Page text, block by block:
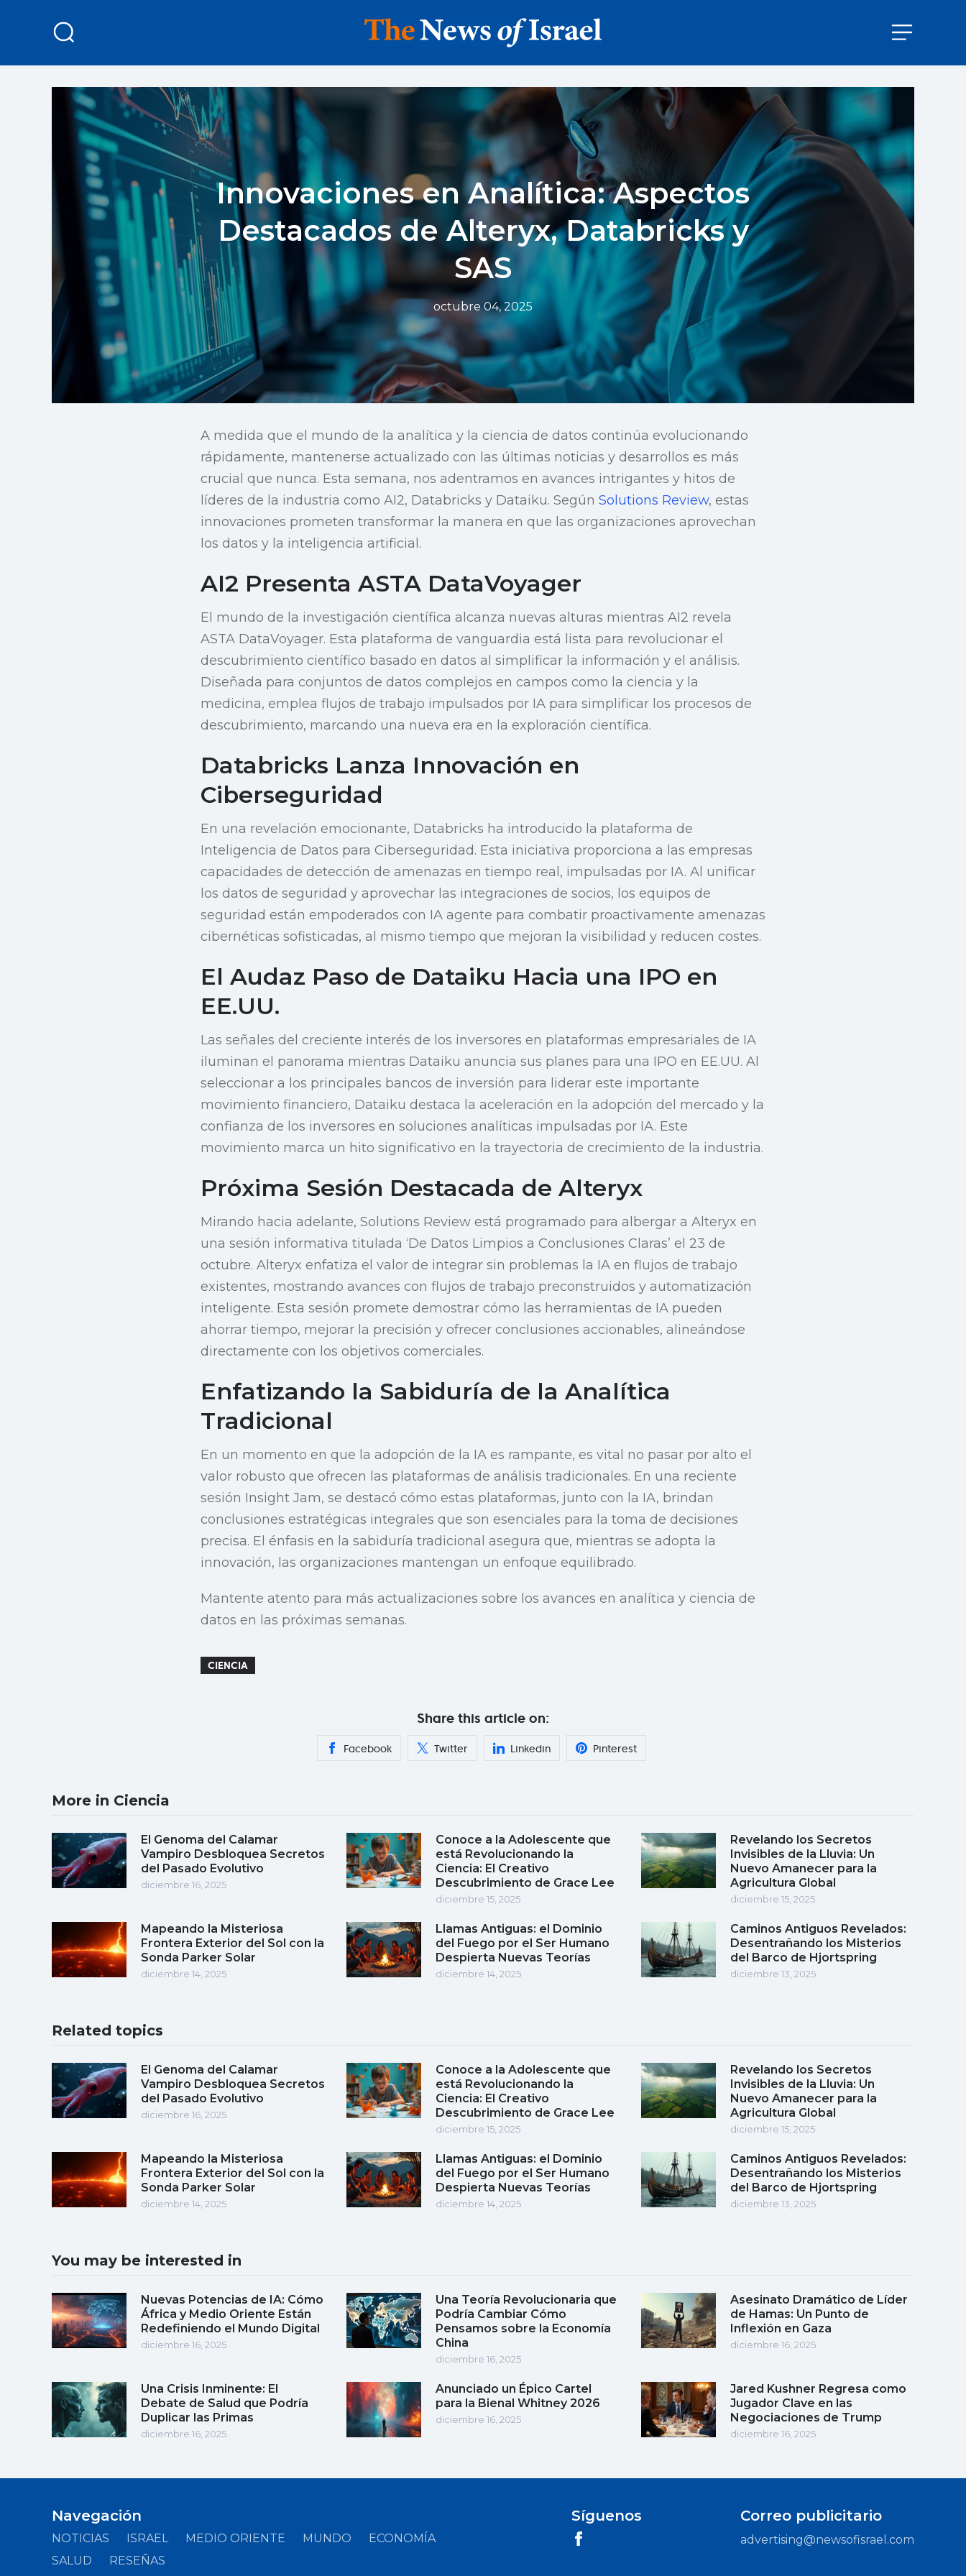
Innovaciones en Analítica: Aspectos
Destacados de Alteryx, Databricks y
SAS
octubre 04, 2025
A medida que el mundo de la analítica y la ciencia de datos continúa evolucionando
rápidamente, mantenerse actualizado con las últimas noticias y desarrollos es más
crucial que nunca. Esta semana, nos adentramos en avances intrigantes y hitos de
líderes de la industria como AI2, Databricks y Dataiku. Según Solutions Review, estas
innovaciones prometen transformar la manera en que las organizaciones aprovechan
los datos y la inteligencia artificial.
AI2 Presenta ASTA DataVoyager
El mundo de la investigación científica alcanza nuevas alturas mientras AI2 revela
ASTA DataVoyager. Esta plataforma de vanguardia está lista para revolucionar el
descubrimiento científico basado en datos al simplificar la información y el análisis.
Diseñada para conjuntos de datos complejos en campos como la ciencia y la
medicina, emplea flujos de trabajo impulsados por IA para simplificar los procesos de
descubrimiento, marcando una nueva era en la exploración científica.
Databricks Lanza Innovación en
Ciberseguridad
En una revelación emocionante, Databricks ha introducido la plataforma de
Inteligencia de Datos para Ciberseguridad. Esta iniciativa proporciona a las empresas
capacidades de detección de amenazas en tiempo real, impulsadas por IA. Al unificar
los datos de seguridad y aprovechar las integraciones de socios, los equipos de
seguridad están empoderados con IA agente para combatir proactivamente amenazas
cibernéticas sofisticadas, al mismo tiempo que mejoran la visibilidad y reducen costes.
El Audaz Paso de Dataiku Hacia una IPO en
EE.UU.
Las señales del creciente interés de los inversores en plataformas empresariales de IA
iluminan el panorama mientras Dataiku anuncia sus planes para una IPO en EE.UU. Al
seleccionar a los principales bancos de inversión para liderar este importante
movimiento financiero, Dataiku destaca la aceleración en la adopción del mercado y la
confianza de los inversores en soluciones analíticas impulsadas por IA. Este
movimiento marca un hito significativo en la trayectoria de crecimiento de la industria.
Próxima Sesión Destacada de Alteryx
Mirando hacia adelante, Solutions Review está programado para albergar a Alteryx en
una sesión informativa titulada ‘De Datos Limpios a Conclusiones Claras’ el 23 de
octubre. Alteryx enfatiza el valor de integrar sin problemas la IA en flujos de trabajo
existentes, mostrando avances con flujos de trabajo preconstruidos y automatización
inteligente. Esta sesión promete demostrar cómo las herramientas de IA pueden
ahorrar tiempo, mejorar la precisión y ofrecer conclusiones accionables, alineándose
directamente con los objetivos comerciales.
Enfatizando la Sabiduría de la Analítica
Tradicional
En un momento en que la adopción de la IA es rampante, es vital no pasar por alto el
valor robusto que ofrecen las plataformas de análisis tradicionales. En una reciente
sesión Insight Jam, se destacó cómo estas plataformas, junto con la IA, brindan
conclusiones estratégicas integrales que son esenciales para la toma de decisiones
precisa. El énfasis en la sabiduría tradicional asegura que, mientras se adopta la
innovación, las organizaciones mantengan un enfoque equilibrado.
Mantente atento para más actualizaciones sobre los avances en analítica y ciencia de
datos en las próximas semanas.
CIENCIA
Share this article on:
Facebook Twitter Linkedin Pinterest
More in Ciencia
El Genoma del Calamar
Vampiro Desbloquea Secretos
del Pasado Evolutivo
diciembre 16, 2025
Conoce a la Adolescente que
está Revolucionando la
Ciencia: El Creativo
Descubrimiento de Grace Lee
diciembre 15, 2025
Revelando los Secretos
Invisibles de la Lluvia: Un
Nuevo Amanecer para la
Agricultura Global
diciembre 15, 2025
Mapeando la Misteriosa
Frontera Exterior del Sol con la
Sonda Parker Solar
diciembre 14, 2025
Llamas Antiguas: el Dominio
del Fuego por el Ser Humano
Despierta Nuevas Teorías
diciembre 14, 2025
Caminos Antiguos Revelados:
Desentrañando los Misterios
del Barco de Hjortspring
diciembre 13, 2025
Related topics
El Genoma del Calamar
Vampiro Desbloquea Secretos
del Pasado Evolutivo
diciembre 16, 2025
Conoce a la Adolescente que
está Revolucionando la
Ciencia: El Creativo
Descubrimiento de Grace Lee
diciembre 15, 2025
Revelando los Secretos
Invisibles de la Lluvia: Un
Nuevo Amanecer para la
Agricultura Global
diciembre 15, 2025
Mapeando la Misteriosa
Frontera Exterior del Sol con la
Sonda Parker Solar
diciembre 14, 2025
Llamas Antiguas: el Dominio
del Fuego por el Ser Humano
Despierta Nuevas Teorías
diciembre 14, 2025
Caminos Antiguos Revelados:
Desentrañando los Misterios
del Barco de Hjortspring
diciembre 13, 2025
You may be interested in
Nuevas Potencias de IA: Cómo
África y Medio Oriente Están
Redefiniendo el Mundo Digital
diciembre 16, 2025
Una Teoría Revolucionaria que
Podría Cambiar Cómo
Pensamos sobre la Economía
China
diciembre 16, 2025
Asesinato Dramático de Líder
de Hamas: Un Punto de
Inflexión en Gaza
diciembre 16, 2025
Una Crisis Inminente: El
Debate de Salud que Podría
Duplicar las Primas
diciembre 16, 2025
Anunciado un Épico Cartel
para la Bienal Whitney 2026
diciembre 16, 2025
Jared Kushner Regresa como
Jugador Clave en las
Negociaciones de Trump
diciembre 16, 2025
Navegación
NOTICIAS ISRAEL MEDIO ORIENTE MUNDO
ECONOMÍA
SALUD
RESEÑAS
Síguenos Correo publicitario
advertising@newsofisrael.com